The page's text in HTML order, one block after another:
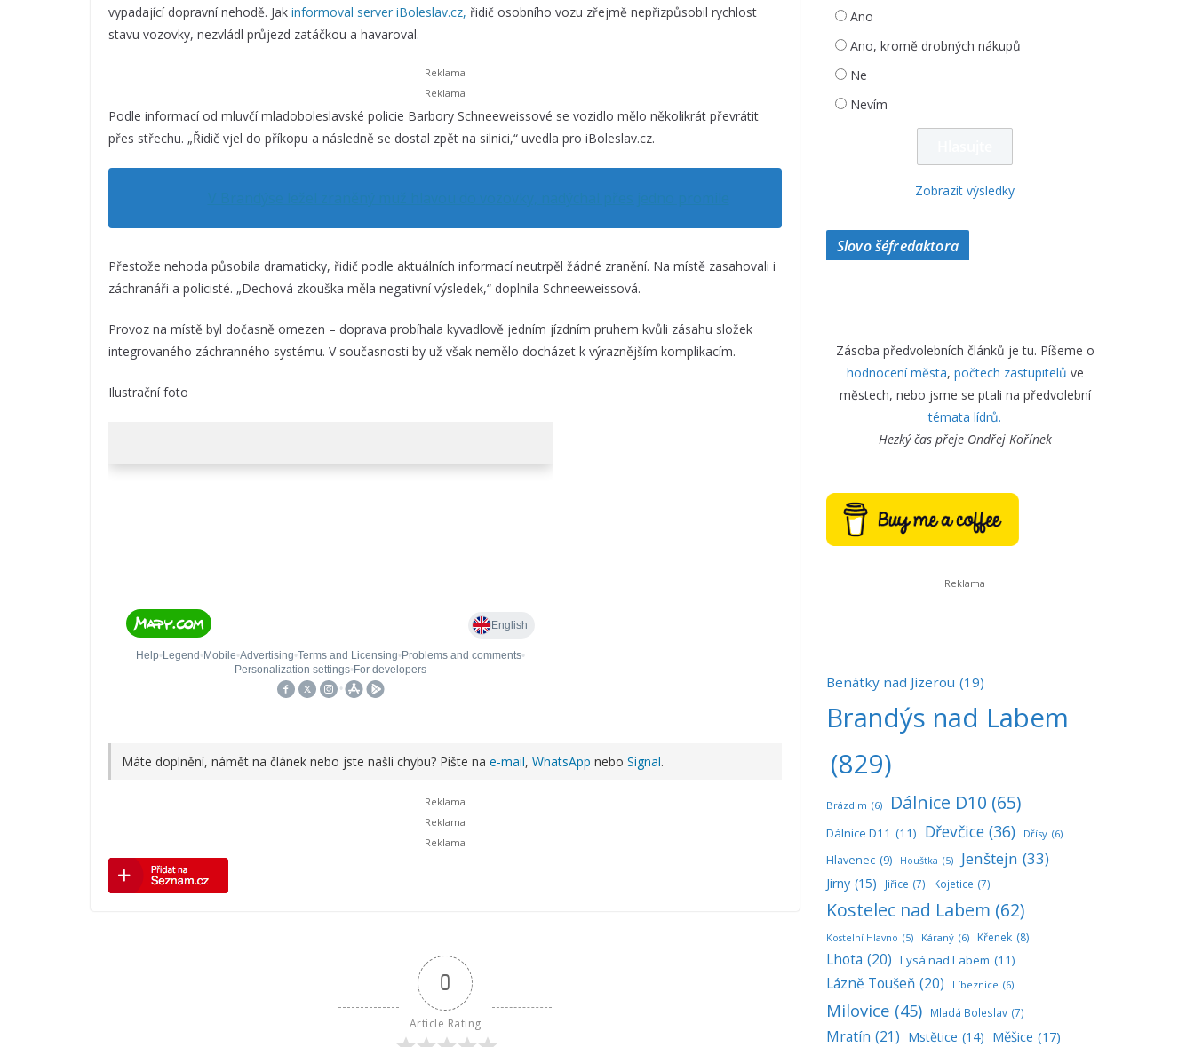
vypadající dopravní nehodě. Jak informoval server iBoleslav.cz, řidič osobního vozu zřejmě nepřizpůsobil rychlost
stavu vozovky, nezvládl průjezd zatáčkou a havaroval.
Podle informací od mluvčí mladoboleslavské policie Barbory Schneeweissové se vozidlo mělo několikrát převrátit
přes střechu. „Řidič vjel do příkopu a následně se dostal zpět na silnici,“ uvedla pro iBoleslav.cz.
Přestože nehoda působila dramaticky, řidič podle aktuálních informací neutrpěl žádné zranění. Na místě zasahovali i
záchranáři a policisté. „Dechová zkouška měla negativní výsledek,“ doplnila Schneeweissová.
Provoz na místě byl dočasně omezen – doprava probíhala kyvadlově jedním jízdním pruhem kvůli zásahu složek
integrovaného záchranného systému. V současnosti by už však nemělo docházet k výraznějším komplikacím.
Ilustrační foto
Máte doplnění, námět na článek nebo jste našli chybu? Pište na e-mail, WhatsApp nebo Signal.
0
Article Rating
Ano
Ano, kromě drobných nákupů
Ne
Nevím
Zobrazit výsledky
Slovo šéfredaktora
Zásoba předvolebních článků je tu. Píšeme o
hodnocení města, počtech zastupitelů ve
městech, nebo jsme se ptali na předvolební
témata lídrů.
Hezký čas přeje Ondřej Kořínek
Benátky nad Jizerou (19)
Brandýs nad Labem
(829)
Brázdim (6) Dálnice D10 (65)
Dálnice D11 (11) Dřevčice (36) Dřísy (6)
Hlavenec (9) Houštka (5) Jenštejn (33)
Jirny (15) Jiřice (7) Kojetice (7)
Kostelec nad Labem (62)
Kostelní Hlavno (5) Káraný (6) Křenek (8)
Lhota (20) Lysá nad Labem (11)
Lázně Toušeň (20) Líbeznice (6)
Milovice (45) Mladá Boleslav (7)
Mratín (21) Mstětice (14) Měšice (17)